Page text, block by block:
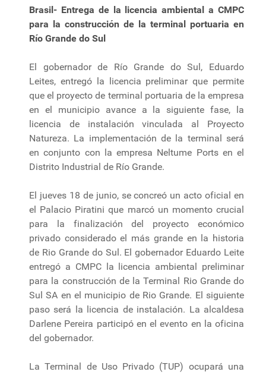
Brasil- Entrega de la licencia ambiental a CMPC
para la construcción de la terminal portuaria en
Río Grande do Sul
El gobernador de Río Grande do Sul, Eduardo
Leites, entregó la licencia preliminar que permite
que el proyecto de terminal portuaria de la empresa
en el municipio avance a la siguiente fase, la
licencia de instalación vinculada al Proyecto
Natureza. La implementación de la terminal será
en conjunto con la empresa Neltume Ports en el
Distrito Industrial de Río Grande.
El jueves 18 de junio, se concreó un acto oficial en
el Palacio Piratini que marcó un momento crucial
para la finalización del proyecto económico
privado considerado el más grande en la historia
de Rio Grande do Sul. El gobernador Eduardo Leite
entregó a CMPC la licencia ambiental preliminar
para la construcción de la Terminal Rio Grande do
Sul SA en el municipio de Rio Grande. El siguiente
paso será la licencia de instalación. La alcaldesa
Darlene Pereira participó en el evento en la oficina
del gobernador.
La Terminal de Uso Privado (TUP) ocupará una